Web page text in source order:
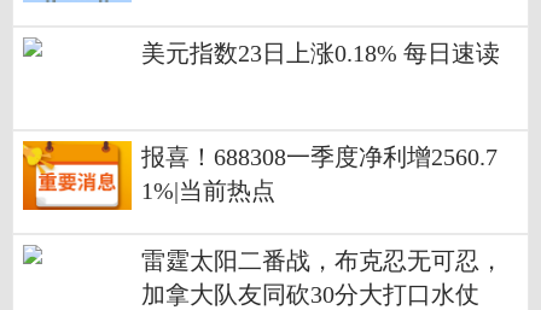
美元指数23日上涨0.18% 每日速读
报喜！688308一季度净利增2560.7
1%|当前热点
雷霆太阳二番战，布克忍无可忍，
加拿大队友同砍30分大打口水仗